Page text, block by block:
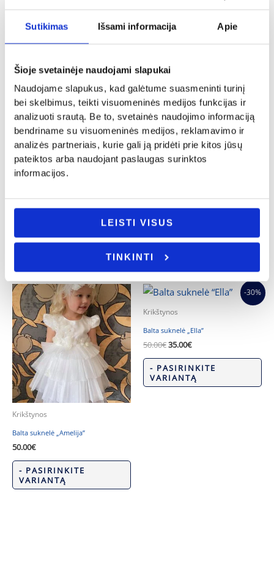
Sutikimas Išsami informacija Apie
Šioje svetainėje naudojami slapukai
Naudojame slapukus, kad galėtume suasmeninti turinį
bei skelbimus, teikti visuomeninės medijos funkcijas ir
analizuoti srautą. Be to, svetainės naudojimo informaciją
bendriname su visuomeninės medijos, reklamavimo ir
analizės partneriais, kurie gali ją pridėti prie kitos jūsų
pateiktos arba naudojant paslaugas surinktos
informacijos.
LEISTI VISUS
TINKINTI
Panašūs produktai
Krikštynos
Balta suknelė su rankine
price
32.00€.
price
19.00€.
Krikštynos
- PASIRINKITE
VARIANTĄ
Krikštynos
Balta suknelė „Amelija”
50.00€
- PASIRINKITE
VARIANTĄ
-30%
Krikštynos
Balta suknelė „Ella”
50.00€
Original
price
was:
35.00€
Current
price
- PASIRINKITE
VARIANTĄ